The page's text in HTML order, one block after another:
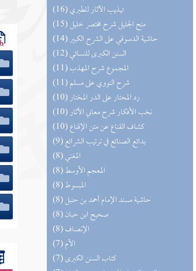
(16) تهذيب الآثار للطبري
(15) منح الجليل شرح مختصر خليل
(14) حاشية الدسوقي على الشرح الكبير
(12) السنن الكبرى للنسائي
(11) المجموع شرح المهذب
(11) شرح النووي على مسلم
(10) رد المحتار على الدر المختار
(10) نخب الأفكار شرح معاني الآثار
(10) كشاف القناع عن متن الإقناع
(9) بدائع الصنائع في ترتيب الشرائع
(8) المغني
(8) المعجم الأوسط
(8) المبسوط
(8) حاشية مسند الإمام أحمد بن حنبل
(8) صحيح ابن حبان
(8) الإنصاف
(7) الأم
(7) كتاب السنن الكبرى